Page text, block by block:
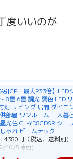
度いいのが
引CP・最大P33倍】LED
8畳 6畳 調光 調色 LED
灯 リビング 居間 ダイニ
部屋 ワンルーム 一人暮
光色 CL-YD8CDSR シー
ゃれ ビームテック
4380円（税込、送料別)
10/5時点)